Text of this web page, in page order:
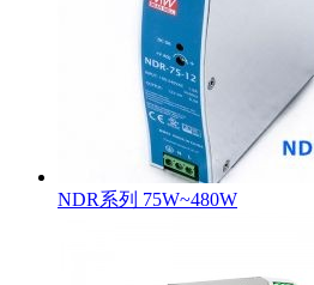
NDR系列 75W~480W